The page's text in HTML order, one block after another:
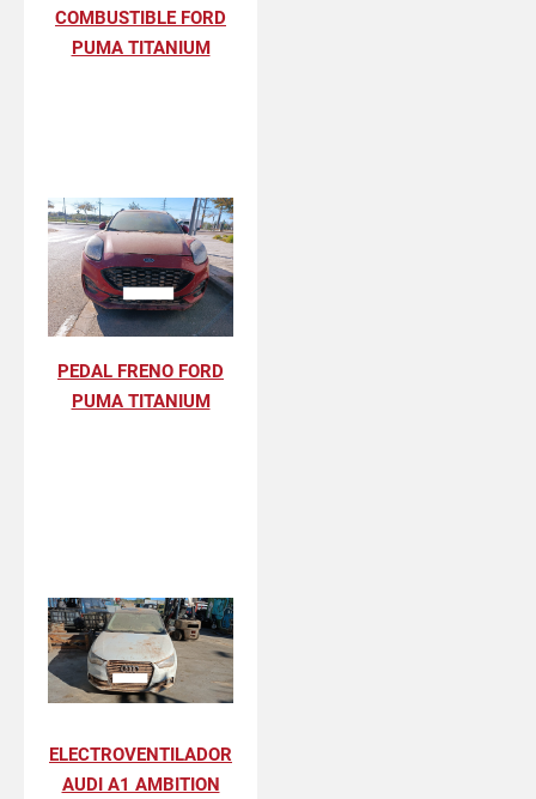
COMBUSTIBLE FORD
PUMA TITANIUM
PEDAL FRENO FORD
PUMA TITANIUM
ELECTROVENTILADOR
AUDI A1 AMBITION